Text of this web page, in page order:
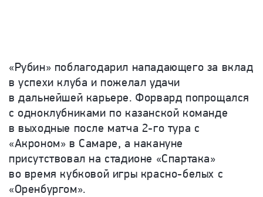
«Рубин» поблагодарил нападающего за вклад
в успехи клуба и пожелал удачи
в дальнейшей карьере. Форвард попрощался
с одноклубниками по казанской команде
в выходные после матча 2-го тура с
«Акроном» в Самаре, а накануне
присутствовал на стадионе «Спартака»
во время кубковой игры красно-белых с
«Оренбургом».